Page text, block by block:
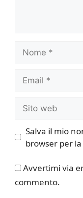
web
Salva il mio
browser per
Avvertimi via
commento.